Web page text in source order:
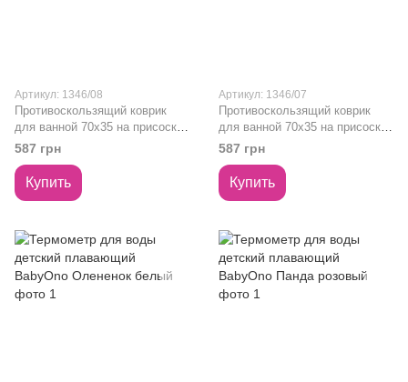
Артикул: 1346/08
Противоскользящий коврик
для ванной 70x35 на присосках
Babyono розовый
587 грн
Купить
Артикул: 1346/07
Противоскользящий коврик
для ванной 70x35 на присосках
Babyono мятный
587 грн
Купить